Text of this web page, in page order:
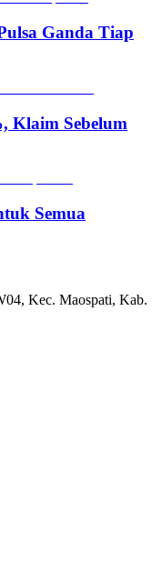
Ganda Tiap
Klaim Sebelum
Semua
Kec. Maospati, Kab.